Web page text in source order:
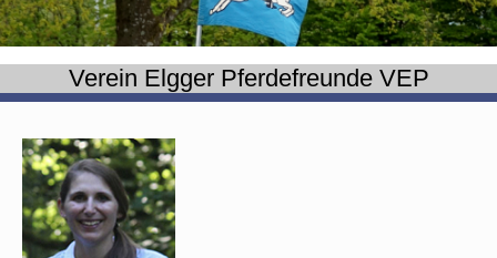
Verein Elgger Pferdefreunde VEP